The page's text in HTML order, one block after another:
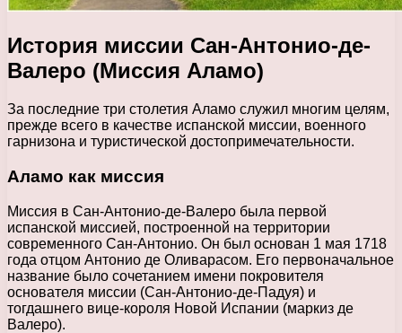
История миссии Сан-Антонио-де-
Валеро (Миссия Аламо)
За последние три столетия Аламо служил многим целям,
прежде всего в качестве испанской миссии, военного
гарнизона и туристической достопримечательности.
Аламо как миссия
Миссия в Сан-Антонио-де-Валеро была первой
испанской миссией, построенной на территории
современного Сан-Антонио. Он был основан 1 мая 1718
года отцом Антонио де Оливарасом. Его первоначальное
название было сочетанием имени покровителя
основателя миссии (Сан-Антонио-де-Падуя) и
тогдашнего вице-короля Новой Испании (маркиз де
Валеро).